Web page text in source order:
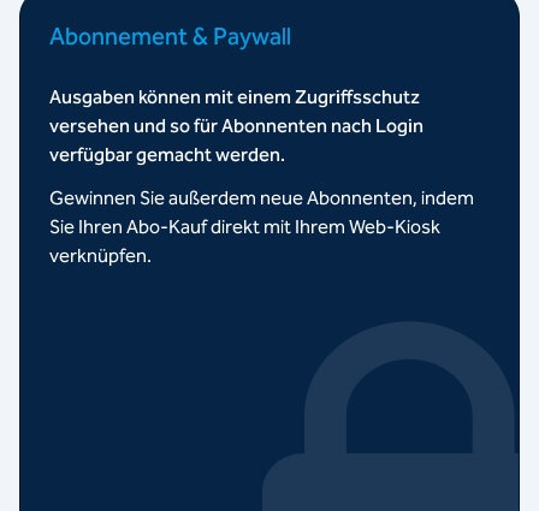
Abonnement & Paywall
Ausgaben können mit einem Zugriffsschutz
versehen und so für Abonnenten nach Login
verfügbar gemacht werden.
Gewinnen Sie außerdem neue Abonnenten, indem
Sie Ihren Abo-Kauf direkt mit Ihrem Web-Kiosk
verknüpfen.